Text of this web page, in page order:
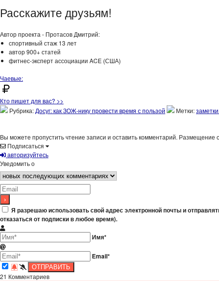
Расскажите друзьям!
Автор проекта - Протасов Дмитрий:
спортивный стаж 13 лет
автор 900+ статей
фитнес-эксперт ассоциации ACE (США)
Чаевые:
Кто пишет для вас? >>
Рубрика: Досуг: как ЗОЖ-нику провести время с пользой Метки:
Вы можете пропустить чтение записи и оставить комментарий. Размещение
Подписаться
авторизуйтесь
Уведомить о
Я разрешаю использовать свой адрес электронной почты и
отказаться от подписки в любое время).
Имя*
Email*
21 Комментариев